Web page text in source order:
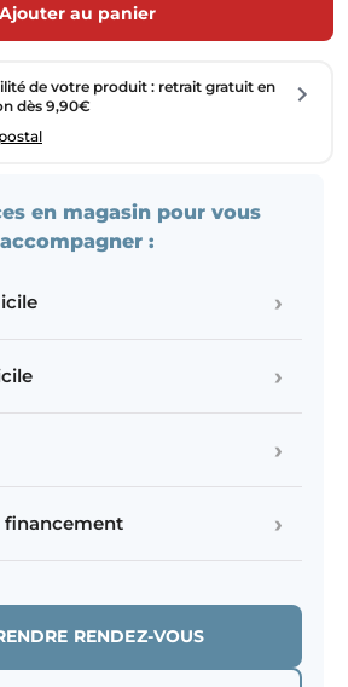
Ajouter au panier
de votre produit : retrait gratuit en
dès 9,90€
en magasin pour vous
accompagner :
›
›
›
financement ›
RENDEZ-VOUS